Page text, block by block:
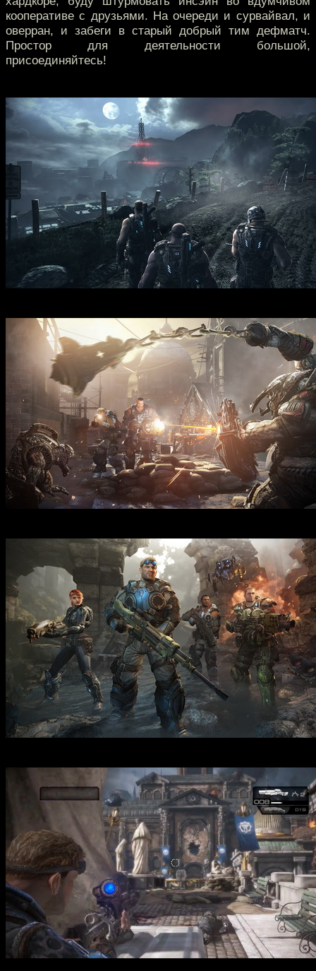
кооперативе с друзьями. На очереди и сурвайвал, и
оверран, и забеги в старый добрый тим дефматч.
Простор для деятельности большой,
присоединяйтесь!